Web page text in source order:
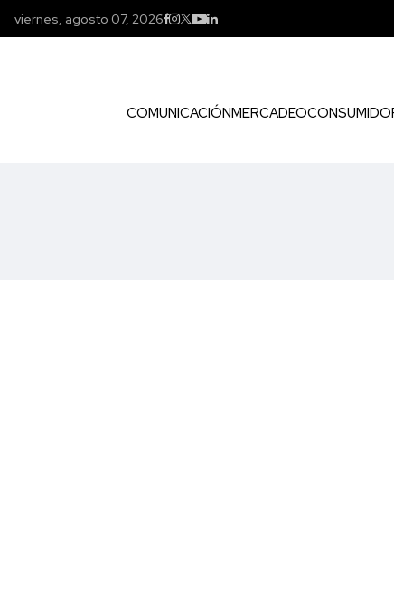
viernes, agosto 07, 2026
COMUNICACIÓNMERCADEO